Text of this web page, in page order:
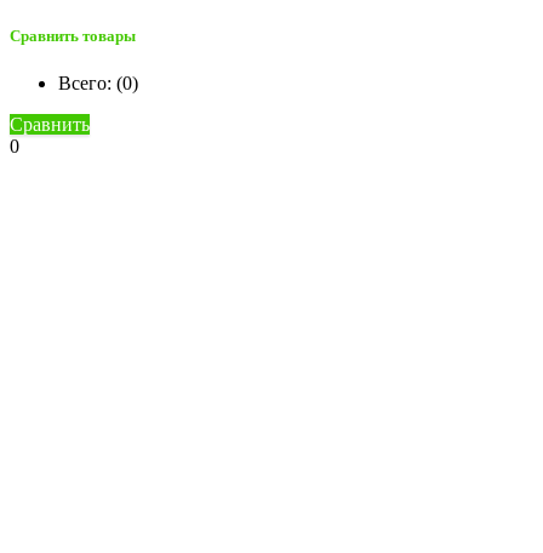
Сравнить товары
Всего: (0)
Сравнить
0